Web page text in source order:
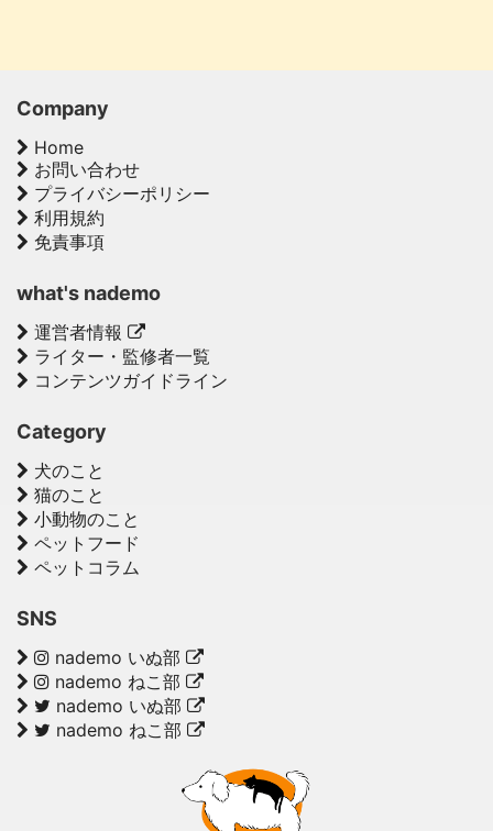
Company
Home
お問い合わせ
プライバシーポリシー
利用規約
免責事項
what's nademo
運営者情報
ライター・監修者一覧
コンテンツガイドライン
Category
犬のこと
猫のこと
小動物のこと
ペットフード
ペットコラム
SNS
nademo いぬ部
nademo ねこ部
nademo いぬ部
nademo ねこ部